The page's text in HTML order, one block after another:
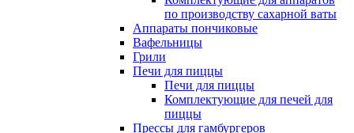
по производству сахарной ваты
Аппараты пончиковые
Вафельницы
Грили
Печи для пиццы
Печи для пиццы
Комплектующие для печей для
пиццы
Прессы для гамбургеров